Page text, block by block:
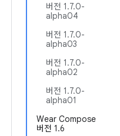
버전 1.7.0-
alpha04
버전 1.7.0-
alpha03
버전 1.7.0-
alpha02
버전 1.7.0-
alpha01
Wear Compose
버전 1.6